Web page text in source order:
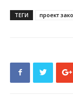
ТЕГИ проект